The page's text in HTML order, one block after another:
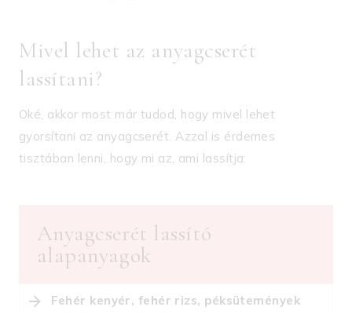
Mivel lehet az anyagcserét
lassítani?
Oké, akkor most már tudod, hogy mivel lehet
gyorsítani az anyagcserét. Azzal is érdemes
tisztában lenni, hogy mi az, ami lassítja:
Anyagcserét lassító
alapanyagok
Fehér kenyér, fehér rizs, péksütemények